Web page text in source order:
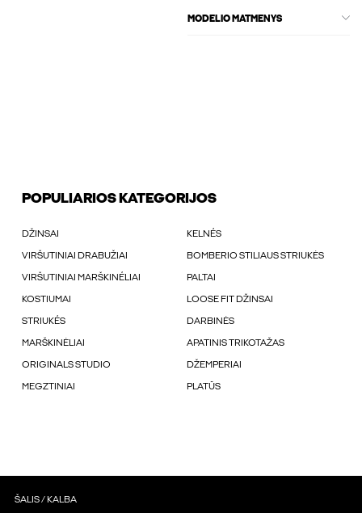
MODELIO MATMENYS
POPULIARIOS KATEGORIJOS
DŽINSAI KELNÉS
VIRŠUTINIAI DRABUŽIAI BOMBERIO STILIAUS STRIUKĖS
VIRŠUTINIAI MARŠKINÉLIAI PALTAI
KOSTIUMAI LOOSE FIT DŽINSAI
STRIUKÉS DARBINĖS
MARŠKINĖLIAI APATINIS TRIKOTAŽAS
ORIGINALS STUDIO DŽEMPERIAI
MEGZTINIAI PLATŪS
ŠALIS / KALBA